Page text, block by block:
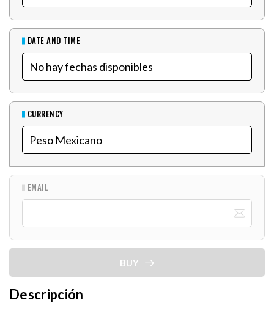
DATE AND TIME
CURRENCY
EMAIL
BUY
Descripción